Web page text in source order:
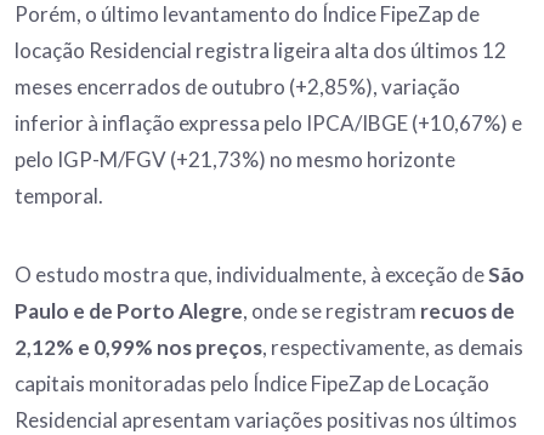
Porém, o último levantamento do Índice FipeZap de
locação Residencial registra ligeira alta dos últimos 12
meses encerrados de outubro (+2,85%), variação
inferior à inflação expressa pelo IPCA/IBGE (+10,67%) e
pelo IGP-M/FGV (+21,73%) no mesmo horizonte
temporal.
O estudo mostra que, individualmente, à exceção deSão
Paulo e de Porto Alegre, onde se registram recuos de
2,12% e 0,99% nos preços, respectivamente, as demais
capitais monitoradas pelo Índice FipeZap de Locação
Residencial apresentam variações positivas nos últimos